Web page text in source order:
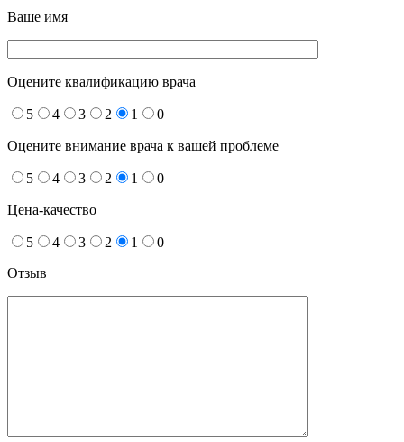
Ваше имя
Оцените квалификацию врача
5 4 3 2 1 0
Оцените внимание врача к вашей проблеме
5 4 3 2 1 0
Цена-качество
5 4 3 2 1
0
Отзыв